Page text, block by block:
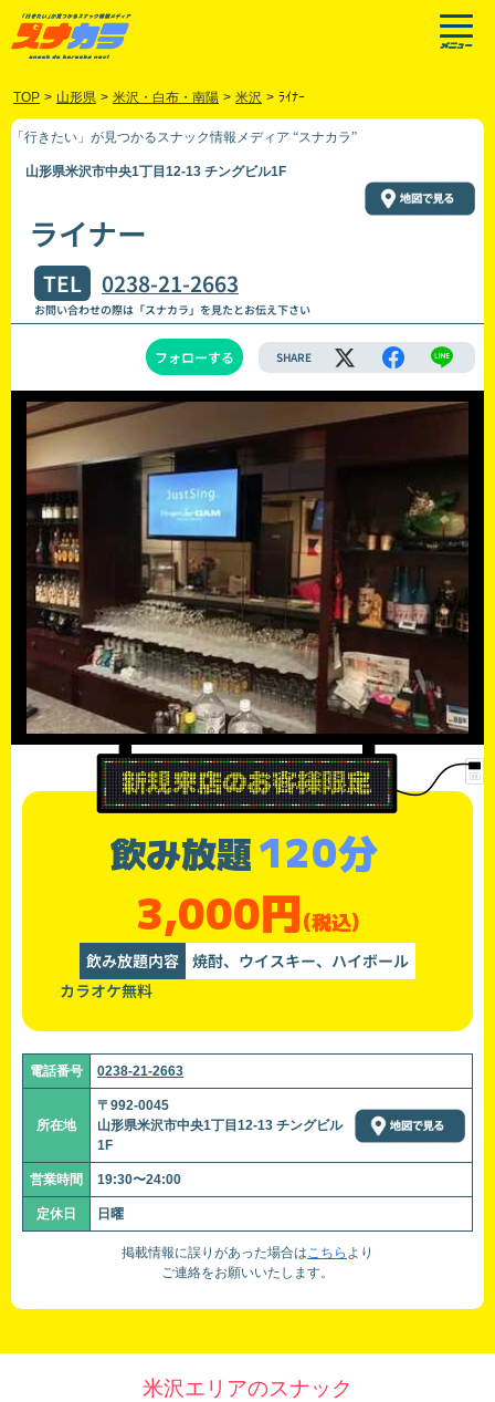
TOP > 山形県 > 米沢・白布・南陽 > 米沢 > ﾗｲﾅｰ
「行きたい」が見つかるスナック情報メディア “スナカラ”
山形県米沢市中央1丁目12-13 チングビル1F
ライナー
TEL 0238-21-2663
お問い合わせの際は「スナカラ」を見たとお伝え下さい
フォローする SHARE
飲み放題120分
3,000円(税込)
飲み放題内容 焼酎、ウイスキー、ハイボール
カラオケ無料
電話番号 0238-21-2663
所在地
〒992-0045
山形県米沢市中央1丁目12-13 チングビル
1F
営業時間 19:30〜24:00
定休日 日曜
掲載情報に誤りがあった場合はこちら より
ご連絡をお願いいたします。
米沢エリアのスナック